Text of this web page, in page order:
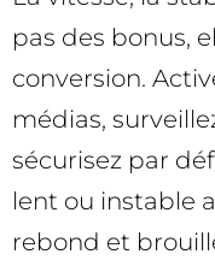
pas des bonus,
conversion.
médias,
sécurisez par
lent ou instable
rebond et